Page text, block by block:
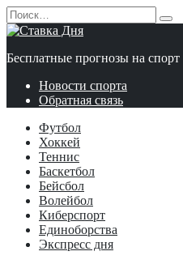
Перейти
к
содержанию
Search
for:
Бесплатные прогнозы на спорт
Новости спорта
Обратная связь
Футбол
Хоккей
Теннис
Баскетбол
Бейсбол
Волейбол
Киберспорт
Единоборства
Экспресс дня